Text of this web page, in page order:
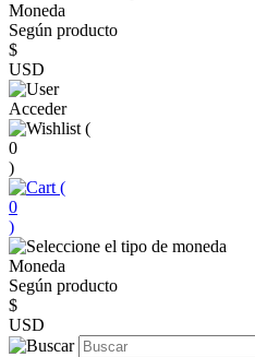
Moneda
Según producto
$
USD
Acceder
(
0
)
(
0
)
Moneda
Según producto
$
USD